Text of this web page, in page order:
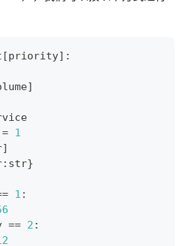
[priority] :
]
= 1
]
: str}
1 :
== 2 :